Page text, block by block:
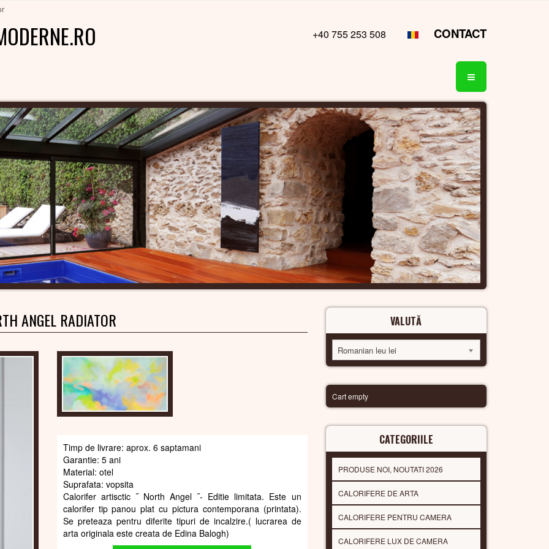
+40 755 253 508 CONTACT
ANGEL RADIATOR
Timp de livrare: aprox. 6 saptamani
Garantie: 5 ani
Material: otel
Suprafata: vopsita
Calorifer artisctic ˝ North Angel ˝- Editie limitata. Este un
calorifer tip panou plat cu pictura contemporana (printata).
Se preteaza pentru diferite tipuri de incalzire.( lucrarea de
arta originala este creata de Edina Balogh)
VALUTĂ
Romanian leu lei
Cart empty
CATEGORIILE
PRODUSE NOI, NOUTATI 2026
CALORIFERE DE ARTA
CALORIFERE PENTRU CAMERA
CALORIFERE LUX DE CAMERA